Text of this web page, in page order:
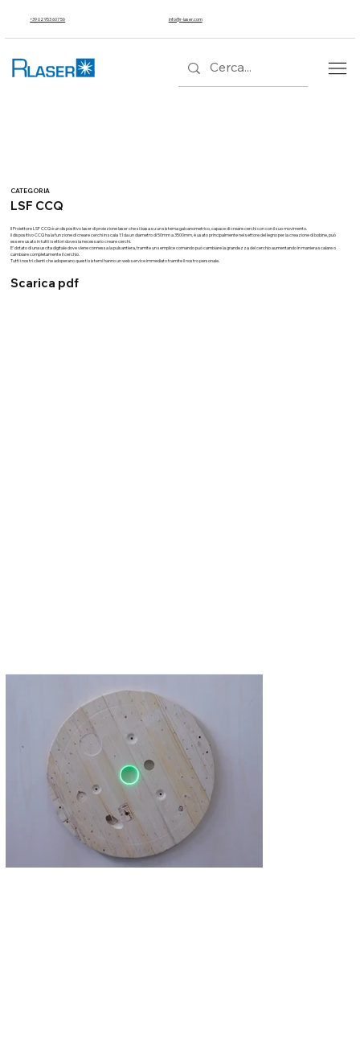
+39 02 953 607 56 info@r-laser.com
CATEGORIA
LSF CCQ
Il Proiettore LSF CCQ è un dispositivo laser di proiezione laser che si basa su un sistema galvanometrico, capace di creare cerchi con con il suo movimento.
il dispositivo CCQ ha la funzione di creare cerchi in scala 1:1 da un diametro di 50mm a 3500mm, è usato principalmente nel settore del legno per la creazione di bobine, può
essere usato in tutti i settori dove sia necessario creare cerchi.
E' dotato di una uscita digitale dove viene connessa la pulsantiera, tramite un semplice comando può cambiare la grandezza del cerchio aumentando in maniera scalare o
cambiare completamente il cerchio.
Tutti i nostri clienti che adoperano questi sistemi hanno un web service immediato tramite il nostro personale.
Scarica pdf